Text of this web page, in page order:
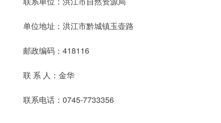
单位地址：洪江市黔城镇玉壶路
邮政编码：418116
联 系 人：金华
联系电话：0745-7733356